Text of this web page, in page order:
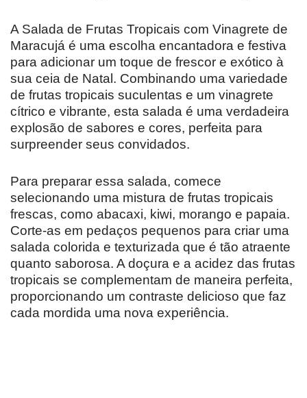
A Salada de Frutas Tropicais com Vinagrete de
Maracujá é uma escolha encantadora e festiva
para adicionar um toque de frescor e exótico à
sua ceia de Natal. Combinando uma variedade
de frutas tropicais suculentas e um vinagrete
cítrico e vibrante, esta salada é uma verdadeira
explosão de sabores e cores, perfeita para
surpreender seus convidados.
Para preparar essa salada, comece
selecionando uma mistura de frutas tropicais
frescas, como abacaxi, kiwi, morango e papaia.
Corte-as em pedaços pequenos para criar uma
salada colorida e texturizada que é tão atraente
quanto saborosa. A doçura e a acidez das frutas
tropicais se complementam de maneira perfeita,
proporcionando um contraste delicioso que faz
cada mordida uma nova experiência.